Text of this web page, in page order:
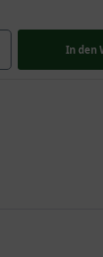
In den